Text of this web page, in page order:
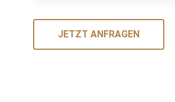
JETZT ANFRAGEN